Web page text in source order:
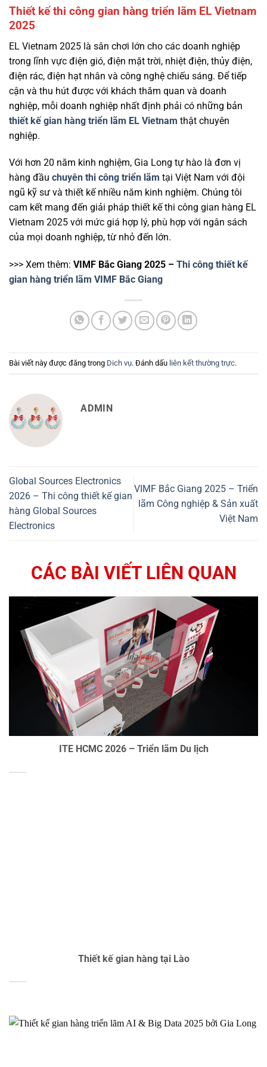
Thiết kế thi công gian hàng triển lãm EL Vietnam
2025
EL Vietnam 2025 là sân chơi lớn cho các doanh nghiệp
trong lĩnh vực điện gió, điện mặt trời, nhiệt điện, thủy điện,
điện rác, điện hạt nhân và công nghệ chiếu sáng. Để tiếp
cận và thu hút được với khách thăm quan và doanh
nghiệp, mỗi doanh nghiệp nhất định phải có những bản
thiết kế gian hàng triển lãm EL Vietnam thật chuyên
nghiệp.
Với hơn 20 năm kinh nghiệm, Gia Long tự hào là đơn vị
hàng đầu chuyên thi công triển lãm tại Việt Nam với đội
ngũ kỹ sư và thiết kế nhiều năm kinh nghiệm. Chúng tôi
cam kết mang đến giải pháp thiết kế thi công gian hàng EL
Vietnam 2025 với mức giá hợp lý, phù hợp với ngân sách
của mọi doanh nghiệp, từ nhỏ đến lớn.
>>> Xem thêm: VIMF Bắc Giang 2025 – Thi công thiết kế
gian hàng triển lãm VIMF Bắc Giang
Bài viết này được đăng trong Dich vụ. Đánh dấu liên kết thường trực.
ADMIN
Global Sources Electronics
2026 – Thi công thiết kế gian
hàng Global Sources
Electronics
VIMF Bắc Giang 2025 – Triển
lãm Công nghiệp & Sản xuất
Việt Nam
CÁC BÀI VIẾT LIÊN QUAN
ITE HCMC 2026 – Triển lãm Du lịch
Thiết kế gian hàng tại Lào